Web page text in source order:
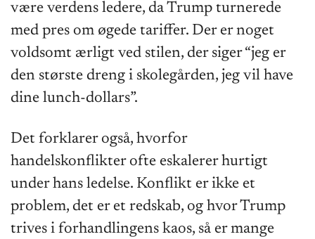
være verdens ledere, da Trump turnerede
med pres om øgede tariffer. Der er noget
voldsomt ærligt ved stilen, der siger “jeg er
den største dreng i skolegården, jeg vil have
dine lunch-dollars”.
Det forklarer også, hvorfor
handelskonflikter ofte eskalerer hurtigt
under hans ledelse. Konflikt er ikke et
problem, det er et redskab, og hvor Trump
trives i forhandlingens kaos, så er mange